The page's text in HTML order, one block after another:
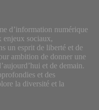
d’information numérique
enjeux sociaux,
un esprit de liberté et de
ambition de donner une
et de demain.
et des
la diversité et la